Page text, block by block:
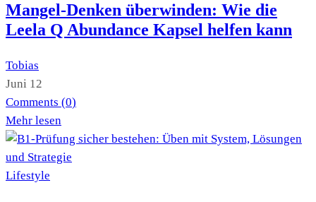
Mangel-Denken überwinden: Wie die
Leela Q Abundance Kapsel helfen kann
Tobias
Juni 12
Comments (0)
Mehr lesen
Lifestyle